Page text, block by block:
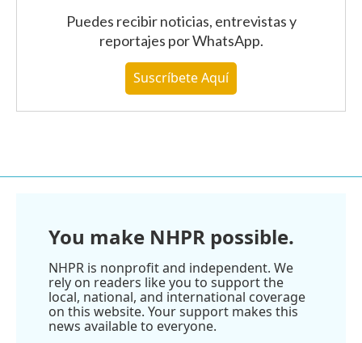
Puedes recibir noticias, entrevistas y
reportajes por WhatsApp.
Suscríbete Aquí
You make NHPR possible.
NHPR is nonprofit and independent. We
rely on readers like you to support the
local, national, and international coverage
on this website. Your support makes this
news available to everyone.